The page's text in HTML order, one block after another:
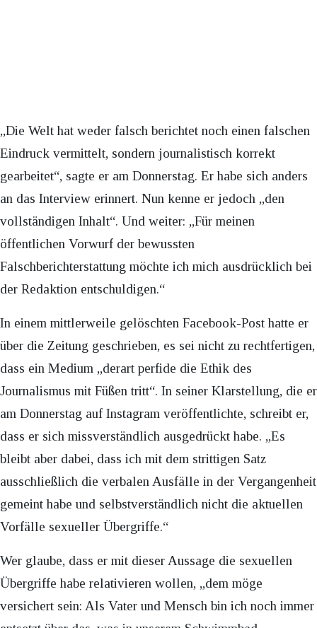
„Die Welt hat weder falsch berichtet noch einen falschen
Eindruck vermittelt, sondern journalistisch korrekt
gearbeitet“, sagte er am Donnerstag. Er habe sich anders
an das Interview erinnert. Nun kenne er jedoch „den
vollständigen Inhalt“. Und weiter: „Für meinen
öffentlichen Vorwurf der bewussten
Falschberichterstattung möchte ich mich ausdrücklich bei
der Redaktion entschuldigen.“
In einem mittlerweile gelöschten Facebook-Post hatte er
über die Zeitung geschrieben, es sei nicht zu rechtfertigen,
dass ein Medium „derart perfide die Ethik des
Journalismus mit Füßen tritt“. In seiner Klarstellung, die er
am Donnerstag auf Instagram veröffentlichte, schreibt er,
dass er sich missverständlich ausgedrückt habe. „Es
bleibt aber dabei, dass ich mit dem strittigen Satz
ausschließlich die verbalen Ausfälle in der Vergangenheit
gemeint habe und selbstverständlich nicht die aktuellen
Vorfälle sexueller Übergriffe.“
Wer glaube, dass er mit dieser Aussage die sexuellen
Übergriffe habe relativieren wollen, „dem möge
versichert sein: Als Vater und Mensch bin ich noch immer